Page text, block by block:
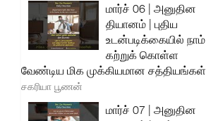
மார்ச் 06 | அனுதின
தியானம் | புதிய
உடன்படிக்கையில் நாம்
கற்றுக் கொள்ள
வேண்டிய மிக முக்கியமான சத்தியங்கள்
சகரியா பூணன்
மார்ச் 07 | அனுதின